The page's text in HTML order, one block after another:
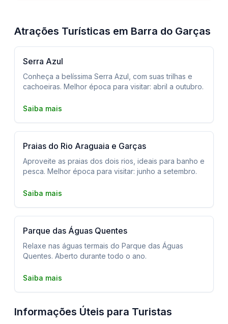
Atrações Turísticas em Barra do Garças
Serra Azul
Conheça a belíssima Serra Azul, com suas trilhas e
cachoeiras. Melhor época para visitar: abril a outubro.
Saiba mais
Praias do Rio Araguaia e Garças
Aproveite as praias dos dois rios, ideais para banho e
pesca. Melhor época para visitar: junho a setembro.
Saiba mais
Parque das Águas Quentes
Relaxe nas águas termais do Parque das Águas
Quentes. Aberto durante todo o ano.
Saiba mais
Informações Úteis para Turistas